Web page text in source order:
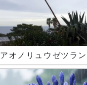
アオノリュウゼツラン